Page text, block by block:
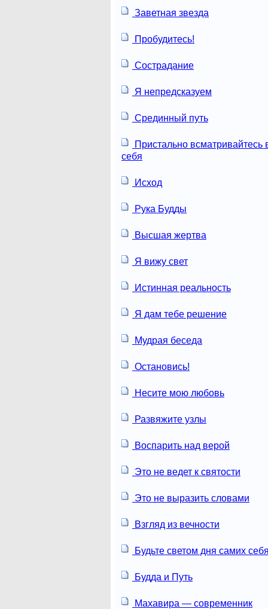
Заветная звезда
Пробудитесь!
Сострадание
Я непредсказуем
Срединный путь
Пристально всматривайтесь
себя
Исход
Рука Будды
Высшая жертва
Я вижу свет
Истинная реальность
Я дам тебе решение
Мудрая беседа
Остановись!
Несите мою любовь
Развяжите узлы
Воспарить над верой
Это не ведет к святости
Это не выразить словами
Взгляд из вечности
Будьте светом дня самих
Будда и Путь
Махавира — современник